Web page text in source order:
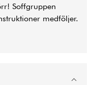
Soffgruppen
medföljer.